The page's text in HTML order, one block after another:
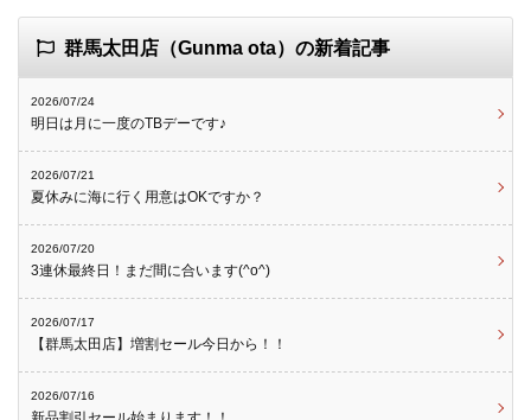
群馬太田店（Gunma ota）の新着記事
2026/07/24
明日は月に一度のTBデーです♪
2026/07/21
夏休みに海に行く用意はOKですか？
2026/07/20
3連休最終日！まだ間に合います(^o^)
2026/07/17
【群馬太田店】増割セール今日から！！
2026/07/16